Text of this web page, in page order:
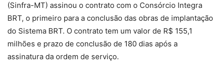
(Sinfra-MT) assinou o contrato com o Consórcio Integra
BRT, o primeiro para a conclusão das obras de implantação
do Sistema BRT. O contrato tem um valor de R$ 155,1
milhões e prazo de conclusão de 180 dias após a
assinatura da ordem de serviço.